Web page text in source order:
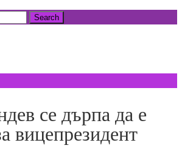
се дърпа да е
вицепрезидент